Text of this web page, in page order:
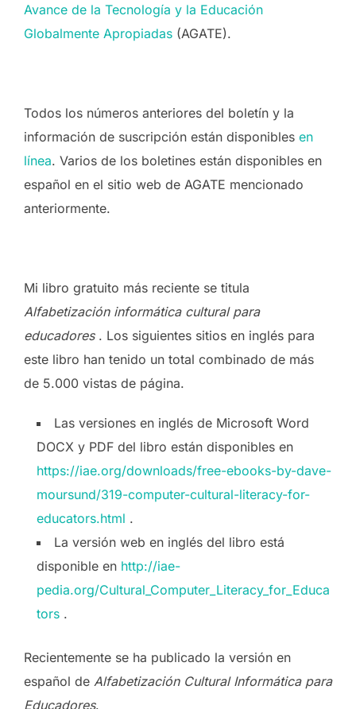
Avance de la Tecnología y la Educación
Globalmente Apropiadas (AGATE).
Todos los números anteriores del boletín y la
información de suscripción están disponibles en
línea. Varios de los boletines están disponibles en
español en el sitio web de AGATE mencionado
anteriormente.
Mi libro gratuito más reciente se titula
Alfabetización informática cultural para
educadores. Los siguientes sitios en inglés para
este libro han tenido un total combinado de más
de 5.000 vistas de página.
Las versiones en inglés de Microsoft Word
DOCX y PDF del libro están disponibles en
https://iae.org/downloads/free-ebooks-by-dave-
moursund/319-computer-cultural-literacy-for-
educators.html .
La versión web en inglés del libro está
disponible en http://iae-
pedia.org/Cultural_Computer_Literacy_for_Educa
tors .
Recientemente se ha publicado la versión en
español de Alfabetización Cultural Informática para
Educadores.